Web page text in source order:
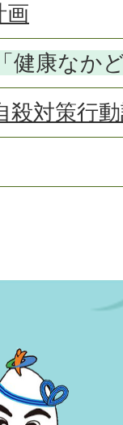
画
健康なか
殺対策行